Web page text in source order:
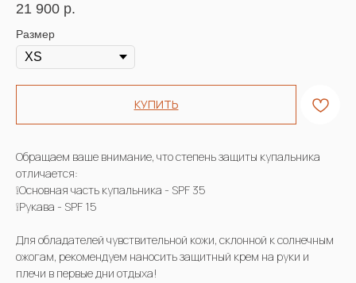
21 900 р.
Размер
КУПИТЬ
Обращаем ваше внимание, что степень защиты купальника
отличается:
❕Основная часть купальника - SPF 35
❕Рукава - SPF 15
Для обладателей чувствительной кожи, склонной к солнечным
ожогам, рекомендуем наносить защитный крем на руки и
плечи в первые дни отдыха!